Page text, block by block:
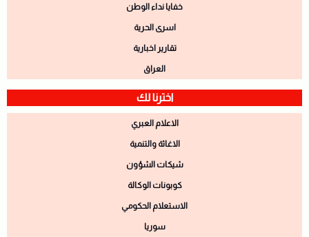
خفايا نداء الوطن
اسرى الحرية
تقارير اخبارية
العراق
اخترنا لك
الاعلام العبري
الاغاثة والتنمية
شيكات الشؤون
كوبونات الوكالة
الاستعلام الحكومي
سوريا